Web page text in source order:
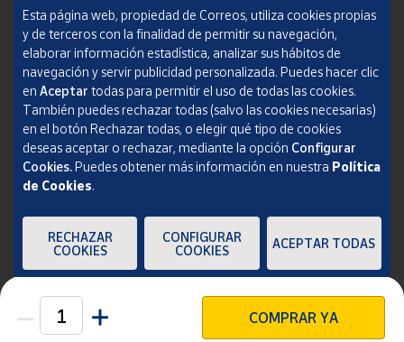
Unidades COMPRAR YA
Política de cookies
Aviso legal
Condiciones del servicio
Política de Privacidad Web
Informe de transparencia
SOCIEDAD ESTATAL CORREOS Y TELÉGRAFOS, S.A., S.M.E. Todos los derechos
Esta página web, propiedad de Correos, utiliza cookies propias
y de terceros con la finalidad de permitir su navegación,
elaborar información estadística, analizar sus hábitos de
navegación y servir publicidad personalizada. Puedes hacer clic
en Aceptar todas para permitir el uso de todas las cookies.
También puedes rechazar todas (salvo las cookies necesarias)
en el botón Rechazar todas, o elegir qué tipo de cookies
deseas aceptar o rechazar, mediante la opción Configurar
Cookies.Puedes obtener más información en nuestra Política
de Cookies.
RECHAZAR
COOKIES
CONFIGURAR
COOKIES
ACEPTAR TODAS